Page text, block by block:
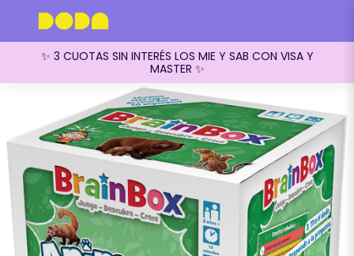
✨ 3 CUOTAS SIN INTERÉS LOS MIE Y SAB CON VISA Y
MASTER ✨